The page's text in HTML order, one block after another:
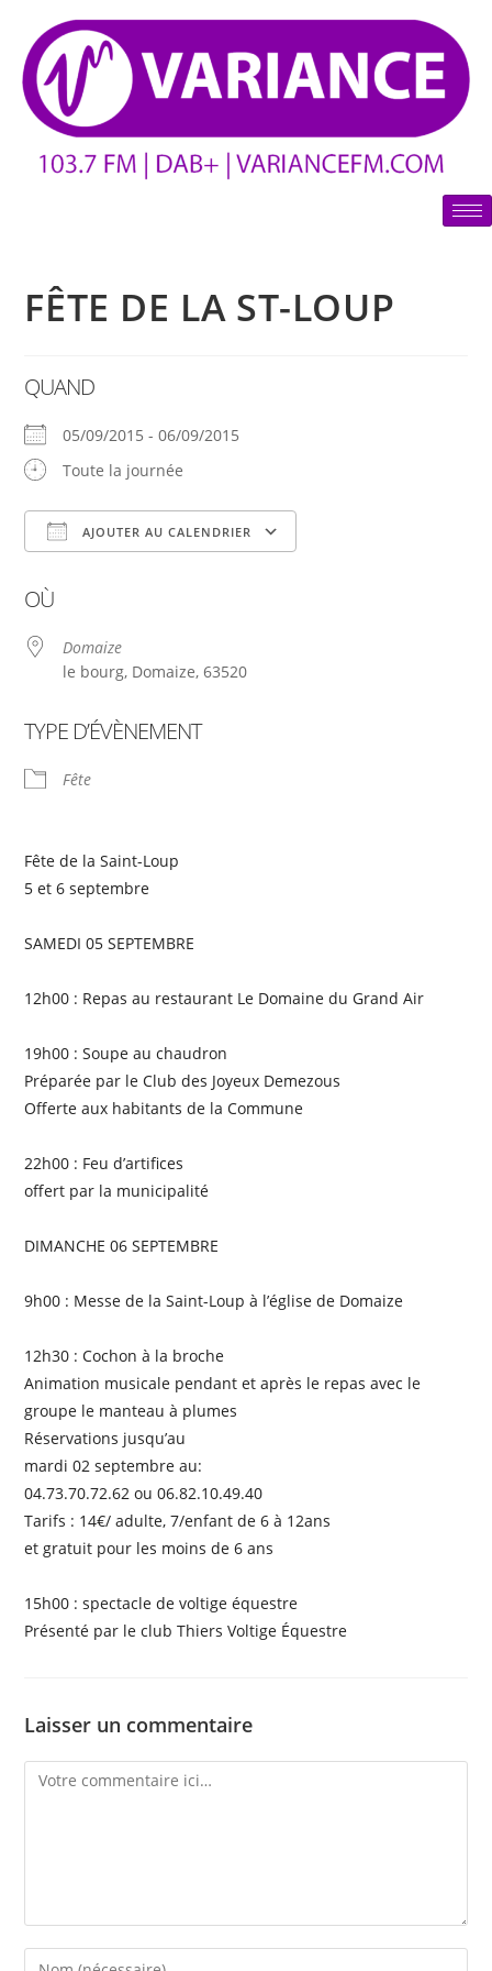
FÊTE DE LA ST-LOUP
QUAND
05/09/2015 - 06/09/2015
Toute la journée
AJOUTER AU CALENDRIER
OÙ
Domaize
le bourg, Domaize, 63520
TYPE D’ÉVÈNEMENT
Fête
Fête de la Saint-Loup
5 et 6 septembre
SAMEDI 05 SEPTEMBRE
12h00 : Repas au restaurant Le Domaine du Grand Air
19h00 : Soupe au chaudron
Préparée par le Club des Joyeux Demezous
Offerte aux habitants de la Commune
22h00 : Feu d’artifices
offert par la municipalité
DIMANCHE 06 SEPTEMBRE
9h00 : Messe de la Saint-Loup à l’église de Domaize
12h30 : Cochon à la broche
Animation musicale pendant et après le repas avec le
groupe le manteau à plumes
Réservations jusqu’au
mardi 02 septembre au:
04.73.70.72.62 ou 06.82.10.49.40
Tarifs : 14€/ adulte, 7/enfant de 6 à 12ans
et gratuit pour les moins de 6 ans
15h00 : spectacle de voltige équestre
Présenté par le club Thiers Voltige Équestre
Laisser un commentaire